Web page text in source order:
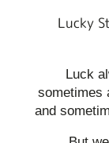
Lucky
Luck
sometimes
and